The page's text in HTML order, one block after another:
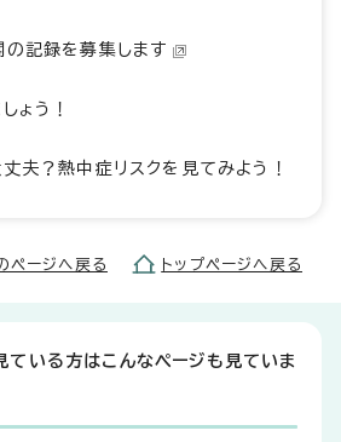
記録を募集します
ょう！
夫？熱中症リスクを見てみよう！
ページへ戻る トップページへ戻る
ている方はこんなページも見ていま